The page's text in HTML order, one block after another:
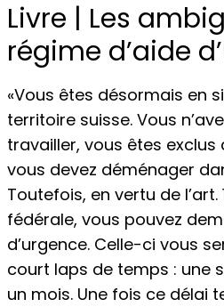
Livre | Les
régime d’aide
«Vous êtes désormais en
territoire suisse. Vous
travailler, vous êtes exclus
vous devez déménager
Toutefois, en vertu de
fédérale, vous pouvez
d’urgence. Celle-ci vous
court laps de temps : une
un mois. Une fois ce délai